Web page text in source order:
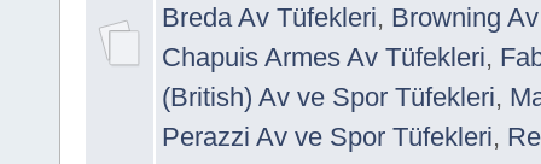
Breda Av Tüfekleri, Browning
Chapuis Armes Av Tüfekleri,
(British) Av ve Spor Tüfekleri,
Perazzi Av ve Spor Tüfekleri,